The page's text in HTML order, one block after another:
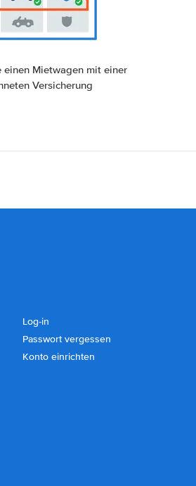
einen Mietwagen mit einer
Versicherung
Log-in
Passwort vergessen
Konto einrichten